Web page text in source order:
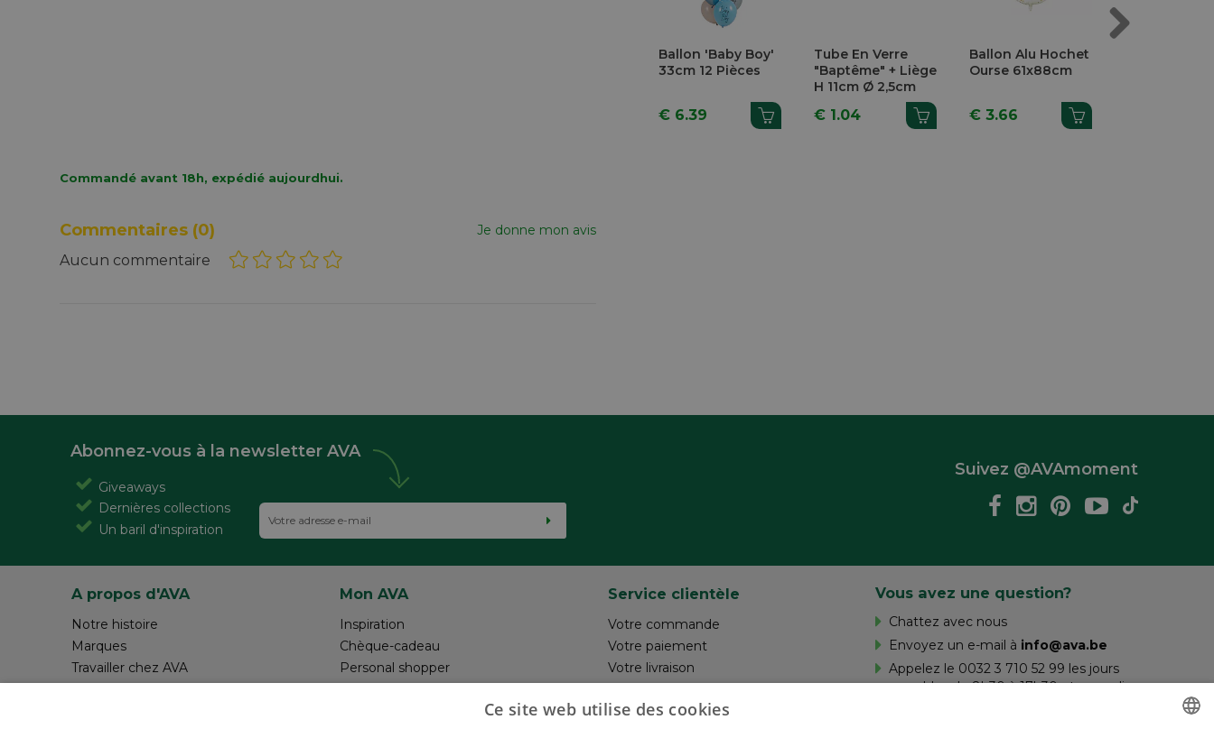
Ballon 'Baby Boy'
33cm 12 Pièces
€ 6.39
Tube En Verre
"Baptême" + Liège
H 11cm Ø 2,5cm
€ 1.04
Ballon Alu Hochet
Ourse 61x88cm
€ 3.66
Commandé avant 18h, expédié aujourdhui.
Commentaires (0) Je donne mon avis
Aucun commentaire
Abonnez-vous à la newsletter AVA
Giveaways
Dernières collections
Un baril d'inspiration
Suivez @AVAmoment
A propos d'AVA
Notre histoire
Marques
Travailler chez AVA
Mon AVA
Inspiration
Chèque-cadeau
Personal shopper
Rédiger un commentaire
Service clientèle
Votre commande
Votre paiement
Votre livraison
Réalisez votre création
Vous avez une question?
Chattez avec nous
Envoyez un e-mail à info@ava.be
Appelez le 0032 3 710 52 99 les jours
ouvrables de 8h30 à 17h30 et samedi
Ce site web utilise des cookies